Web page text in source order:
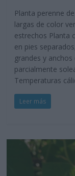
Planta perenne
largas de color
estrechos Planta
en pies
grandes y
parcialmente
Temperaturas
Leer más